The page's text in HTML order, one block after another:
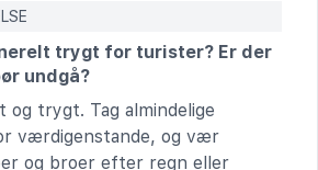
trygt for turister? Er der
undgå?
og trygt. Tag almindelige
værdigenstande, og vær
og broer efter regn eller